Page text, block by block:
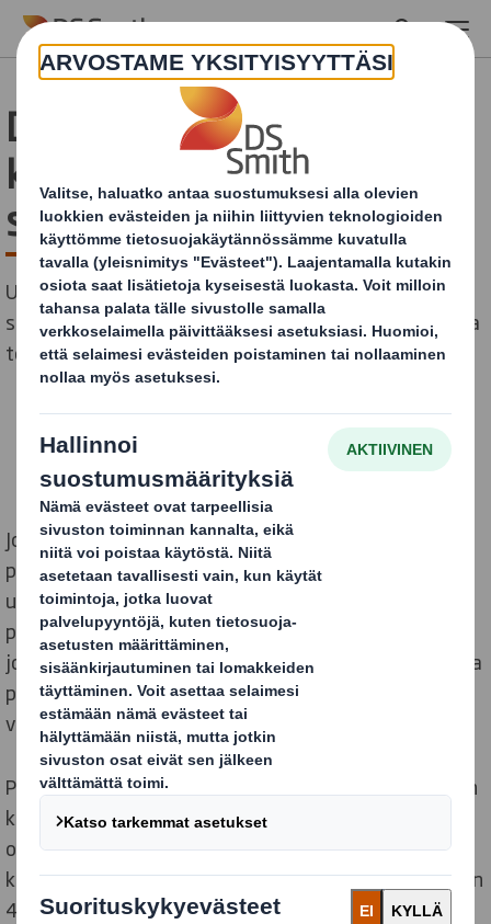
Skip to main content
DS Smith on julkaissut
kiertotalouden mukaisen
suunnittelun periaatteet
Uuden tutkimuksen mukaan kierrättäminen on
sekavaa ja vuosittain Euroopassa päätyy 46 miljoonaa
tonnia jätettä kaatopaikalle tai poltettavaksi.
Johtava kestävän kehityksen mukaisten
pakkausratkaisujen valmistaja DS Smith on julkaissut
uudet kiertotalouden mukaisen suunnittelun
periaatteet, sillä uusi tutkimus osoittaa, että
johdonmukainen suunnittelu on kipeästi tarpeen, jotta
pakkausten kierrättämisestä syntyvää sekaannusta
voidaan vähentää.
Periaatteet on luotu yhdessä Ellen MacArthur -säätiön
kanssa ja niiden avulla pyritään auttamaan yrityksiä
ottamaan huomioon pakkausten uudelleen
käytettävyys ja kierrätettävyys. Tutkimuksen mukaan
41% eurooppalaisista aikuista myöntää heittävänsä